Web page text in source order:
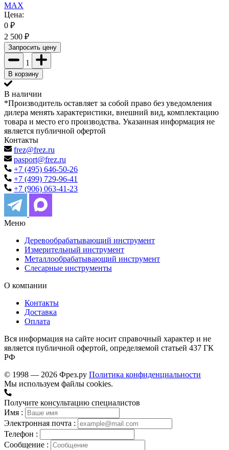
MAX
Цена:
0 ₽
2 500 ₽
Запросить цену
1
В корзину
В наличии
*Производитель оставляет за собой право без уведомления
дилера менять характеристики, внешний вид, комплектацию
товара и место его производства. Указанная информация не
является публичной офертой
Контакты
frez@frez.ru
pasport@frez.ru
+7 (495) 646-50-26
+7 (499) 729-96-41
+7 (906) 063-41-23
Меню
Деревообрабатывающий инструмент
Измерительный инструмент
Металлообрабатывающий инструмент
Слесарные инструменты
О компании
Контакты
Доставка
Оплата
Вся информация на сайте носит справочный характер и не
является публичной офертой, определяемой статьей 437 ГК
РФ
© 1998 — 2026 Фрез.ру Политика конфиденциальности
Мы используем файлы cookies.
Получите консультацию специалистов
Имя :
Электронная почта :
Телефон :
Сообщение :